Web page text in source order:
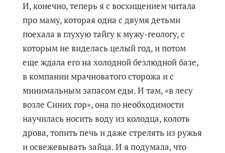
И, конечно, теперь я с восхищением читала
про маму, которая одна с двумя детьми
поехала в глухую тайгу к мужу-геологу, с
которым не виделась целый год, и потом
еще ждала его на холодной безлюдной базе,
в компании мрачноватого сторожа и с
минимальным запасом еды. И там, «в лесу
возле Синих гор», она по необходимости
научилась носить воду из колодца, колоть
дрова, топить печь и даже стрелять из ружья
и освежевывать зайца. И я подумала, что